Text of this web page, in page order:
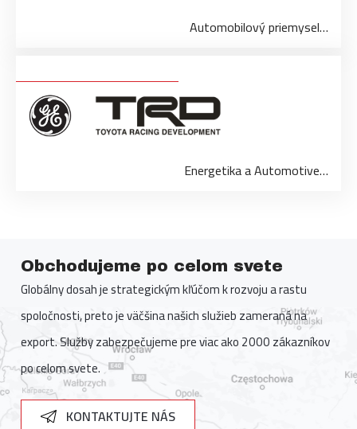
Automobilový priemysel…
Energetika a Automotive…
Obchodujeme po celom svete
Globálny dosah je strategickým kľúčom k rozvoju a rastu
spoločnosti, preto je väčšina našich služieb zameraná na
export. Služby zabezpečujeme pre viac ako 2000 zákazníkov
po celom svete.
KONTAKTUJTE NÁS